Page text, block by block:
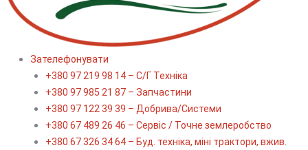
Зателефонувати
+380 97 219 98 14 – С/Г Техніка
+380 97 985 21 87 – Запчастини
+380 97 122 39 39 – Добрива/Cистеми
+380 67 489 26 46 – Сервіс / Точне землеробство
+380 67 326 34 64 – Буд. техніка, міні трактори, вжив.